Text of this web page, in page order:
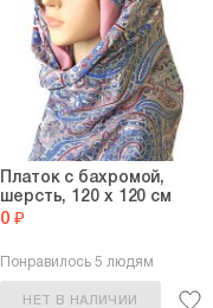
Платок с бахромой,
шерсть, 120 х 120 см
0 ₽
Понравилось 5 людям
НЕТ В НАЛИЧИИ